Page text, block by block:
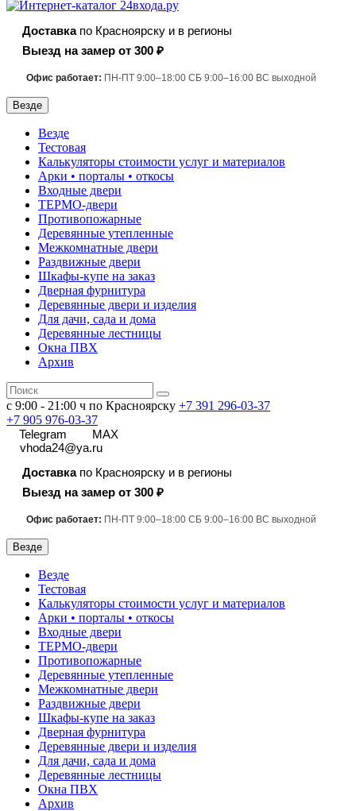
Доставкапо Красноярску и в регионы
Выезд на замер от 300 ₽
Офис работает: ПН-ПТ 9:00–18:00 СБ 9:00–16:00 ВС выходной
Везде
Везде
Тестовая
Калькуляторы стоимости услуг и материалов
Арки • порталы • откосы
Входные двери
ТЕРМО-двери
Противопожарные
Деревянные утепленные
Межкомнатные двери
Раздвижные двери
Шкафы-купе на заказ
Дверная фурнитура
Деревянные двери и изделия
Для дачи, сада и дома
Деревянные лестницы
Окна ПВХ
Архив
с 9:00 - 21:00 ч по Красноярску +7 391 296-03-37
+7 905 976-03-37
Telegram
MAX
vhoda24@ya.ru
Доставкапо Красноярску и в регионы
Выезд на замер от 300 ₽
Офис работает: ПН-ПТ 9:00–18:00 СБ 9:00–16:00 ВС выходной
Везде
Везде
Тестовая
Калькуляторы стоимости услуг и материалов
Арки • порталы • откосы
Входные двери
ТЕРМО-двери
Противопожарные
Деревянные утепленные
Межкомнатные двери
Раздвижные двери
Шкафы-купе на заказ
Дверная фурнитура
Деревянные двери и изделия
Для дачи, сада и дома
Деревянные лестницы
Окна ПВХ
Архив